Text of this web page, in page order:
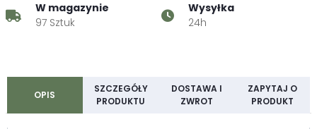
W magazynie
97 Sztuk
Wysyłka
24h
OPIS
SZCZEGÓŁY
PRODUKTU
DOSTAWA I
ZWROT
ZAPYTAJ O
PRODUKT